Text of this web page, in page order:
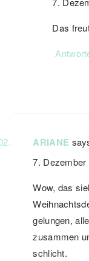
Das
ARIANE
7. Dezember
Wow, das
gelungen,
zusammen
schlicht.